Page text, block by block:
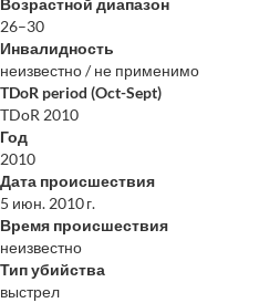
Возрастной диапазон
26–30
Инвалидность
неизвестно / не применимо
TDoR period (Oct-Sept)
TDoR 2010
Год
2010
Дата происшествия
5 июн. 2010 г.
Время происшествия
неизвестно
Тип убийства
выстрел